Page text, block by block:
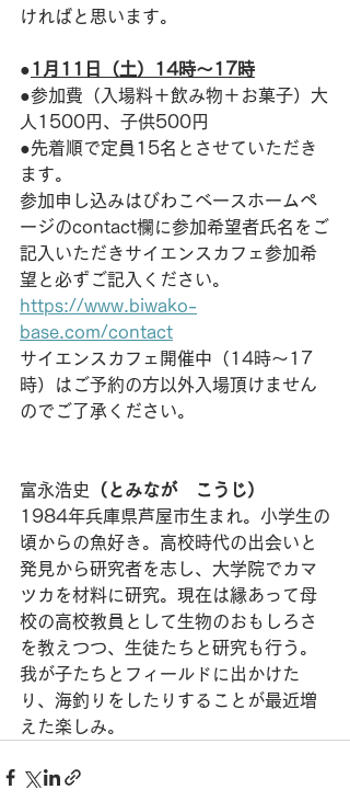
ければと思います。
●1月11日（土）14時～17時
●参加費（入場料＋飲み物＋お菓子）大
人1500円、子供500円
●先着順で定員15名とさせていただき
ます。
参加申し込みはびわこベースホームペ
ージのcontact欄に参加希望者氏名をご
記入いただきサイエンスカフェ参加希
望と必ずご記入ください。
https://www.biwako-
base.com/contact
サイエンスカフェ開催中（14時～17
時）はご予約の方以外入場頂けません
のでご了承ください。
富永浩史
（とみなが　こうじ）
1984年兵庫県芦屋市生まれ。小学生の
頃からの魚好き。高校時代の出会いと
発見から研究者を志し、大学院でカマ
ツカを材料に研究。現在は縁あって母
校の高校教員として生物のおもしろさ
を教えつつ、生徒たちと研究も行う。
我が子たちとフィールドに出かけた
り、海釣りをしたりすることが最近増
えた楽しみ。